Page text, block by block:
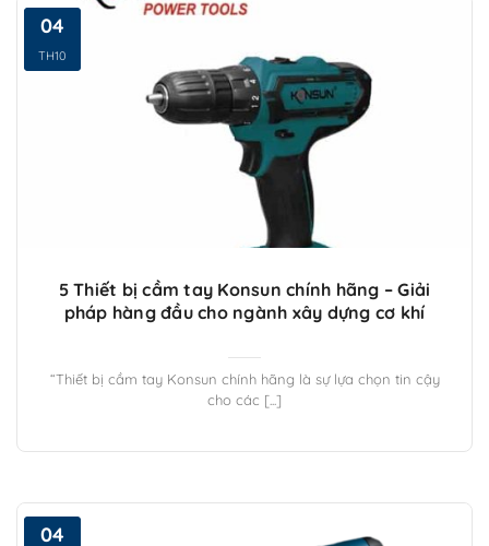
5 Thiết bị cầm tay Konsun chính hãng – Giải
pháp hàng đầu cho ngành xây dựng cơ khí
“Thiết bị cầm tay Konsun chính hãng là sự lựa chọn tin cậy
cho các [...]
04
TH10
04